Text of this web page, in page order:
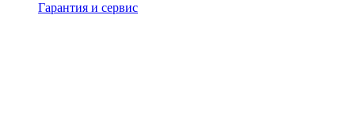
Гарантия и сервис